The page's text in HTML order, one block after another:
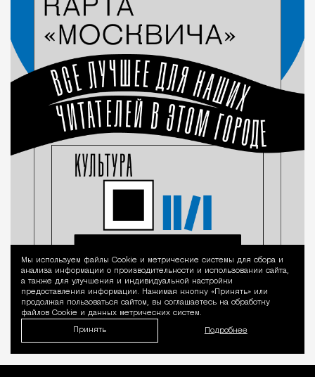
Уведомление
Мы используем файлы Сookie и метрические системы для сбора и
анализа информации о производительности и использовании сайта,
а также для улучшения и индивидуальной настройки
предоставления информации. Нажимая кнопку «Принять» или
продолжая пользоваться сайтом, вы соглашаетесь на обработку
файлов Cookie и данных метрических систем.
Принять Подробнее